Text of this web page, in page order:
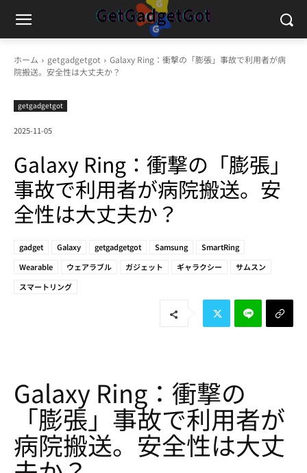
ホーム getgadgetgot
Galaxy Ring：衝撃の「膨張」事故で利用者が病
院搬送。安全性は大丈夫か？
getgadgetgot
2025-11-05
Galaxy Ring：衝撃の「膨張」
事故で利用者が病院搬送。安
全性は大丈夫か？
gadget Galaxy getgadgetgot Samsung
SmartRing
Wearable
ウェアラブル ガジェット ギャラクシー
サムスン
スマートリング
Galaxy Ring：衝撃の
「膨張」事故で利用者が
病院搬送。安全性は大丈